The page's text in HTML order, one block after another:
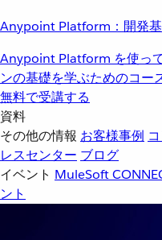
Anypoint Platform：開発
Anypoint Platform を使っ
ンの基礎を学ぶためのコー
無料で受講する
資料
その他の情報 お客様事例
レスセンター ブログ
イベント MuleSoft
ント